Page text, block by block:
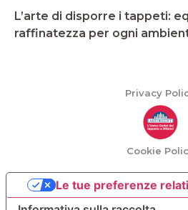
L’arte di disporre i tappeti:
raffinatezza per ogni
Privacy
Cookie
Le tue preferenze